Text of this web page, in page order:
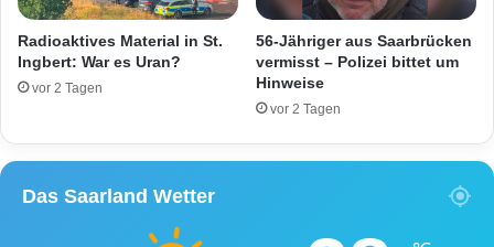
i
g
t
e
o
b
i
l
Radioaktives Material in St.
Ingbert: War es Uran?
vor 2 Tagen
56-Jähriger aus Saarbrücken
vermisst – Polizei bittet um
Hinweise
vor 2 Tagen
Das Saarland Wetter